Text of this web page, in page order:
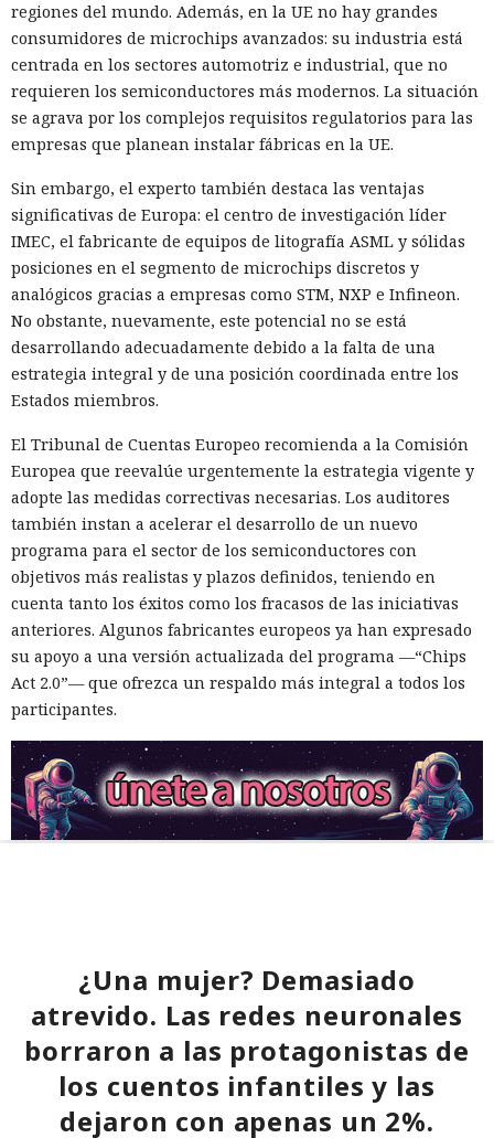
regiones del mundo. Además, en la UE no hay grandes
consumidores de microchips avanzados: su industria está
centrada en los sectores automotriz e industrial, que no
requieren los semiconductores más modernos. La situación
se agrava por los complejos requisitos regulatorios para las
empresas que planean instalar fábricas en la UE.
Sin embargo, el experto también destaca las ventajas
significativas de Europa: el centro de investigación líder
IMEC, el fabricante de equipos de litografía ASML y sólidas
posiciones en el segmento de microchips discretos y
analógicos gracias a empresas como STM, NXP e Infineon.
No obstante, nuevamente, este potencial no se está
desarrollando adecuadamente debido a la falta de una
estrategia integral y de una posición coordinada entre los
Estados miembros.
El Tribunal de Cuentas Europeo recomienda a la Comisión
Europea que reevalúe urgentemente la estrategia vigente y
adopte las medidas correctivas necesarias. Los auditores
también instan a acelerar el desarrollo de un nuevo
programa para el sector de los semiconductores con
objetivos más realistas y plazos definidos, teniendo en
cuenta tanto los éxitos como los fracasos de las iniciativas
anteriores. Algunos fabricantes europeos ya han expresado
su apoyo a una versión actualizada del programa —“Chips
Act 2.0”— que ofrezca un respaldo más integral a todos los
participantes.
¿Una mujer? Demasiado
atrevido. Las redes neuronales
borraron a las protagonistas de
los cuentos infantiles y las
dejaron con apenas un 2%.